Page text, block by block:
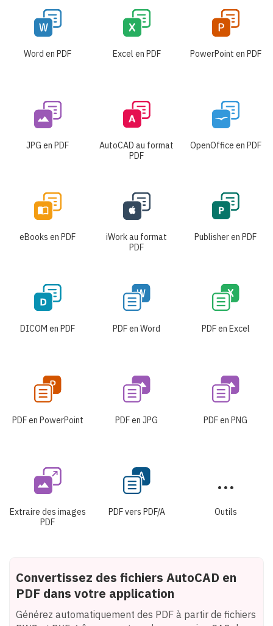
Word en PDF Excel en PDF PowerPoint en PDF
JPG en PDF
AutoCAD au format
PDF
OpenOffice en PDF
eBooks en PDF
iWork au format
PDF
Publisher en PDF
DICOM en PDF PDF en Word PDF en Excel
PDF en PowerPoint PDF en JPG PDF en PNG
Extraire des images
PDF
PDF vers PDF/A Outils
Convertissez des fichiers AutoCAD en
PDF dans votre application
Générez automatiquement des PDF à partir de fichiers